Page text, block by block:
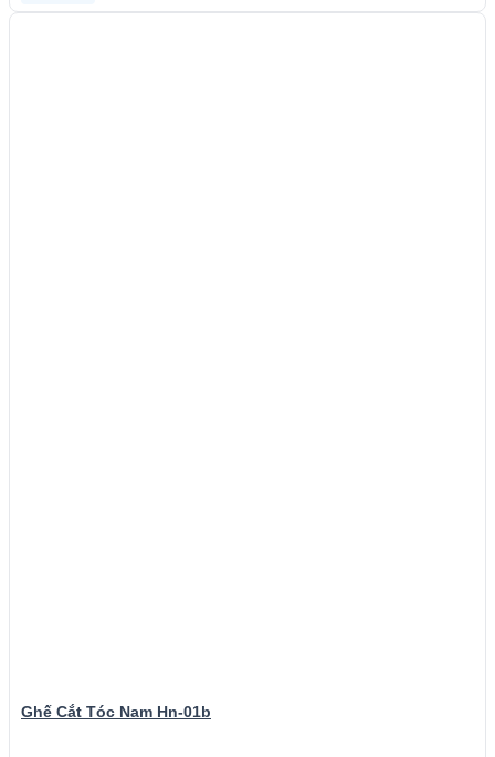
Ghế Cắt Tóc Nam Hn-01b